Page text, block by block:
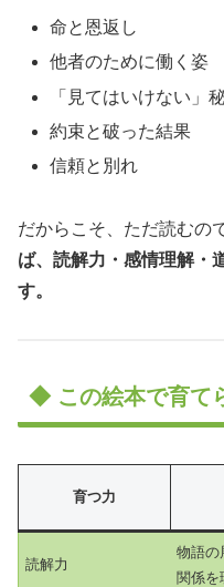
命と恩返し
他者のために働く姿
「見てはいけない」
約束と破った結果
信頼と別れ
だからこそ、ただ読むの
ば、読解力・感情理解・
す。
◆ この絵本で育て
育つ力
読解力
物語の
関係を